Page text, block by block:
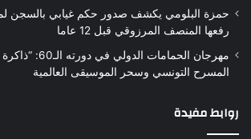
حمزة البلومي يكشف صدور حكم غيابي بالسجن
رفعها المنصف المرزوقي قبل 12 عاما
مهرجان الحمامات
المسرح التونسي وسحر الموسيقى العالمية
روابط مفيدة